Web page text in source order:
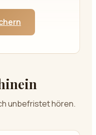
unbefristet hören.